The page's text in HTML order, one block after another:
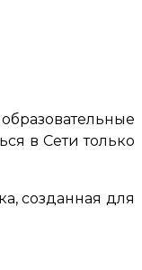
в Сети только
созданная для